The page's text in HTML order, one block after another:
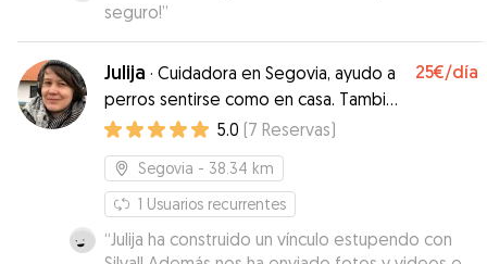
seguro!”
Julija · Cuidadora en Segovia, ayudo a
perros sentirse como en casa. Tambien
hablo ingles y ruso.
25€/día
5.0 (7 Reservas)
Segovia - 38.34 km
1 Usuarios recurrentes
“Julija ha construido un vínculo estupendo con